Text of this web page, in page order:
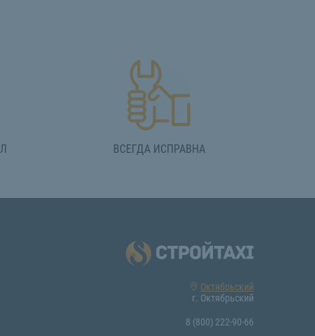
ВСЕГДА ИСПРАВНА
Октябрьский
г. Октябрьский
8 (800) 222-90-66